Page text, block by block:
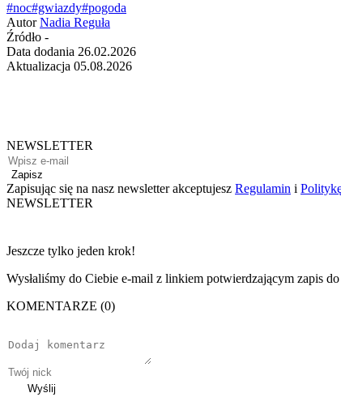
#noc#gwiazdy#pogoda
Autor Nadia Reguła
Źródło -
Data dodania 26.02.2026
Aktualizacja 05.08.2026
NEWSLETTER
Zapisz
Zapisując się na nasz newsletter akceptujesz Regulamin i
NEWSLETTER
Jeszcze tylko jeden krok!
Wysłaliśmy do Ciebie e-mail z linkiem potwierdzającym zapis do
KOMENTARZE (0)
Wyślij